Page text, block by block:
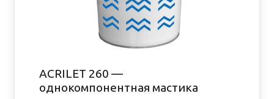
ACRILET 260 —
однокомпонентная мастика